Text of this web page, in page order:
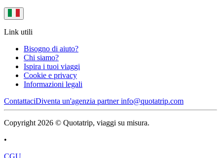
Link utili
Bisogno di aiuto?
Chi siamo?
Ispira i tuoi viaggi
Cookie e privacy
Informazioni legali
ContattaciDiventa un'agenzia partnerinfo@quotatrip.com
Copyright 2026 © Quotatrip, viaggi su misura.
•